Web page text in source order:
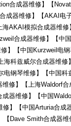
合成器维修】【
成器维修】【AKAI电
AKAI模拟合成器维
合成器维修】【中
】【中国Kurzweil电
科兹威尔合成器维
钢琴维修】【中国
修】【上海Waldorf
成器维修】【中国
修】【中国Arturia合
Dave Smith合成器